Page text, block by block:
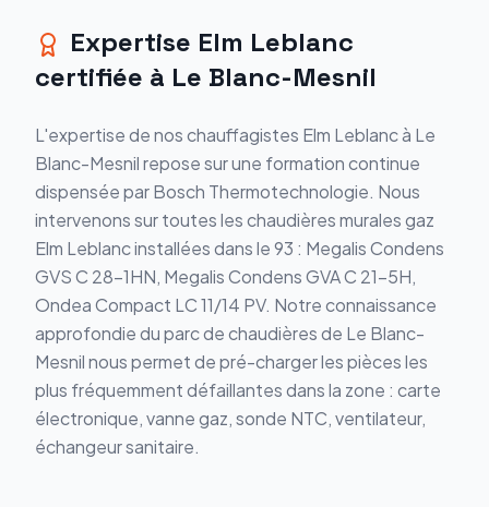
Expertise Elm Leblanc
certifiée à Le Blanc-Mesnil
L'expertise de nos chauffagistes Elm Leblanc à Le
Blanc-Mesnil repose sur une formation continue
dispensée par Bosch Thermotechnologie. Nous
intervenons sur toutes les chaudières murales gaz
Elm Leblanc installées dans le 93 : Megalis Condens
GVS C 28-1HN, Megalis Condens GVA C 21-5H,
Ondea Compact LC 11/14 PV. Notre connaissance
approfondie du parc de chaudières de Le Blanc-
Mesnil nous permet de pré-charger les pièces les
plus fréquemment défaillantes dans la zone : carte
électronique, vanne gaz, sonde NTC, ventilateur,
échangeur sanitaire.